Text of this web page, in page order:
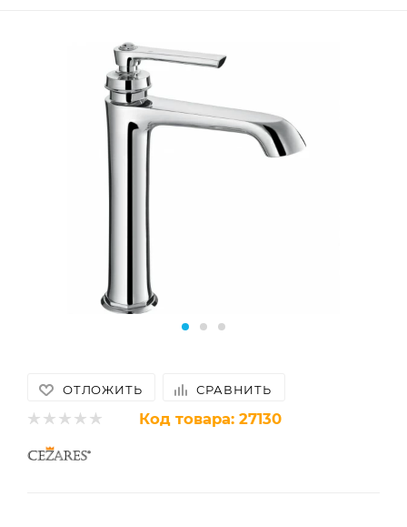
ОТЛОЖИТЬ СРАВНИТЬ
Код товара: 27130